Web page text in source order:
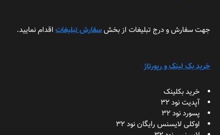
جهت سفارش و درج تبلیغات از بخشسفارش تبلیغات اقدام نمایید.
خرید بک لینک و رپورتاژ
خرید بکلینک
آپدیت نود 32
پسورد نود 32
اوکلی لایسنس رایگان نود 32